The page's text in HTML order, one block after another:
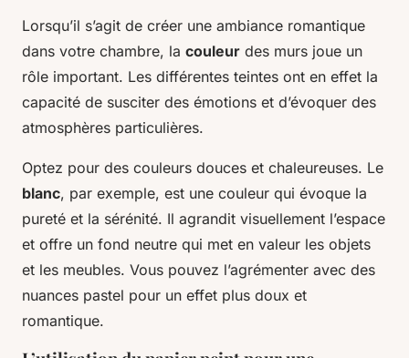
Lorsqu’il s’agit de créer une ambiance romantique
dans votre chambre, la couleur des murs joue un
rôle important. Les différentes teintes ont en effet la
capacité de susciter des émotions et d’évoquer des
atmosphères particulières.
Optez pour des couleurs douces et chaleureuses. Le
blanc, par exemple, est une couleur qui évoque la
pureté et la sérénité. Il agrandit visuellement l’espace
et offre un fond neutre qui met en valeur les objets
et les meubles. Vous pouvez l’agrémenter avec des
nuances pastel pour un effet plus doux et
romantique.